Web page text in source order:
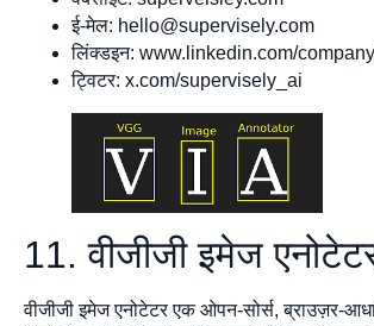
ई-मेल: hello@supervisely.com
लिंक्डइन: www.linkedin.com/
ट्विटर: x.com/supervisely_ai
11. वीजीजी इमेज
वीजीजी इमेज एनोटेटर एक ओपन-सोर्स, ब्राउज़र-